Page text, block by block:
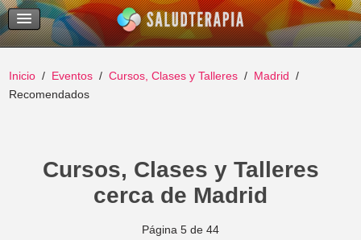
Temas Recientes
Buscar
Inicio Eventos Cursos, Clases y Talleres
Madrid
Recomendados
Cursos, Clases y Talleres
cerca de Madrid
Página 5 de 44